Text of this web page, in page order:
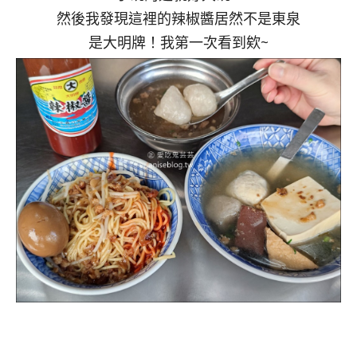
然後我發現這裡的辣椒醬居然不是東泉
是大明牌！我第一次看到欸~